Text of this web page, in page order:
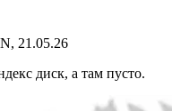
21.05.26
диск, а там пусто.